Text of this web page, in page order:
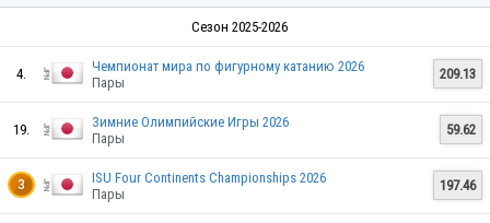
Сезон 2025-2026
4.
Чемпионат мира по фигурному катанию 2026
Пары
209.13
19.
Зимние Олимпийские Игры 2026
Пары
59.62
3
ISU Four Continents Championships 2026
Пары
197.46